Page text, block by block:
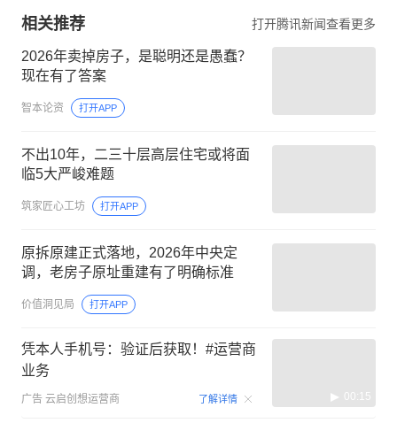
相关推荐 打开腾讯新闻查看更多
2026年卖掉房子，是聪明还是愚蠢？
现在有了答案
智本论资 打开APP
不出10年，二三十层高层住宅或将面
临5大严峻难题
筑家匠心工坊 打开APP
原拆原建正式落地，2026年中央定
调，老房子原址重建有了明确标准
价值洞见局 打开APP
凭本人手机号：验证后获取！#运营商
业务
广告 云启创想运营商 了解详情 00:15